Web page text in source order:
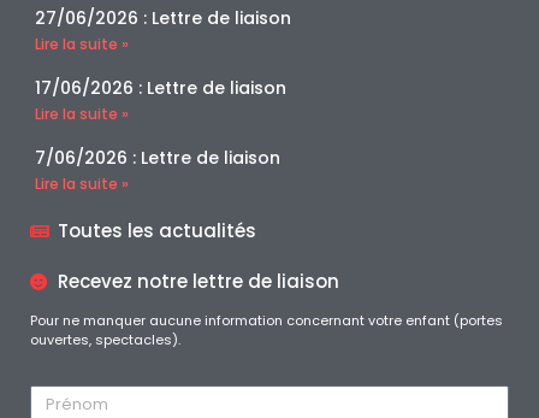
27/06/2026 : Lettre de liaison
Lire la suite »
17/06/2026 : Lettre de liaison
Lire la suite »
7/06/2026 : Lettre de liaison
Lire la suite »
Toutes les actualités
Recevez notre lettre de liaison
Pour ne manquer aucune information concernant votre enfant (portes
ouvertes, spectacles).